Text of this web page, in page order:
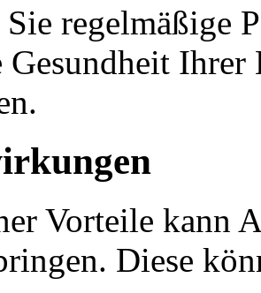
regelmäßige
Gesundheit Ihrer
Vorteile kann
Diese